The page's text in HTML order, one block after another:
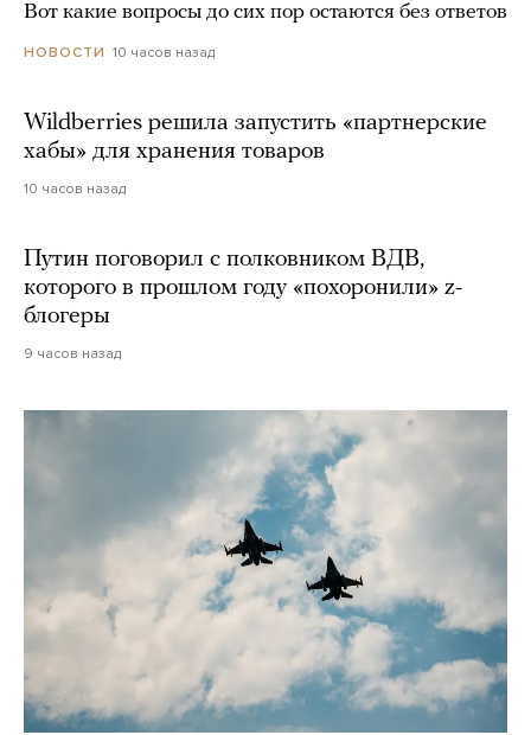
Вот какие вопросы до сих пор остаются без ответов
НОВОСТИ 10 часов назад
Wildberries решила запустить «партнерские
хабы» для хранения товаров
10 часов назад
Путин поговорил с полковником ВДВ,
которого в прошлом году «похоронили» z-
блогеры
9 часов назад